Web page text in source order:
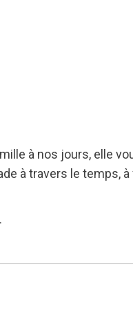
à nos jours, elle
à travers le temps, à